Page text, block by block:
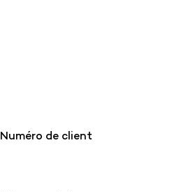
Numéro de client